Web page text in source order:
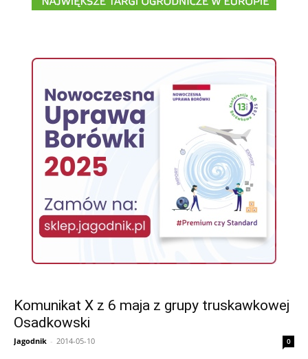
Komunikat X z 6 maja z grupy truskawkowej
Osadkowski
Jagodnik - 2014-05-10 0